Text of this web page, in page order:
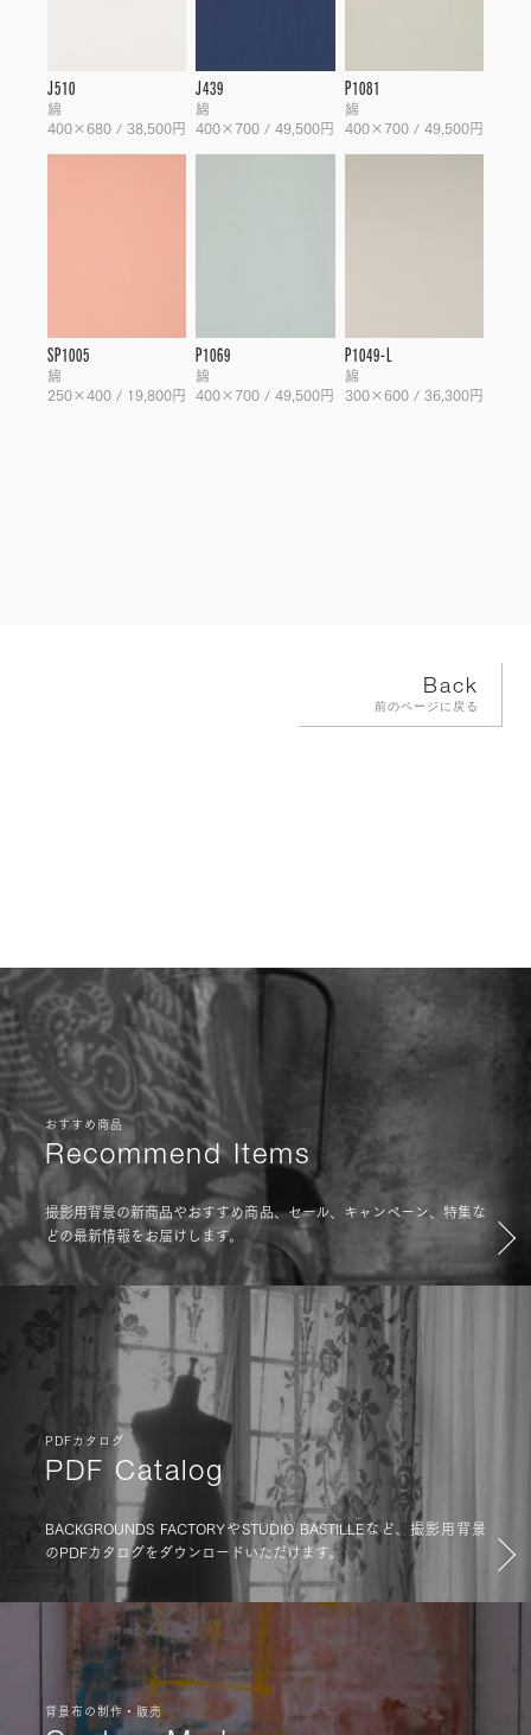
J510
綿
400×680 / 38,500円
J439
綿
400×700 / 49,500円
P1081
綿
400×700 / 49,500円
SP1005
綿
250×400 / 19,800円
P1069
綿
400×700 / 49,500円
P1049-L
綿
300×600 / 36,300円
Back
前のページに戻る
おすすめ商品
Recommend Items
撮影用背景の新商品やおすすめ商品、セール、キャンペーン、特集な
どの最新情報をお届けします。
PDFカタログ
PDF Catalog
BACKGROUNDS FACTORYやSTUDIO BASTILLEなど、撮影用背景
のPDFカタログをダウンロードいただけます。
背景布の制作・販売